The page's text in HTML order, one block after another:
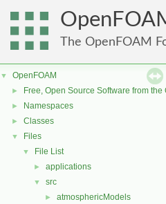
The OpenFOAM
▼ OpenFOAM
► Free, Open Source Software from
► Namespaces
► Classes
▼ Files
▼ File List
► applications
▼ src
► atmosphericModels